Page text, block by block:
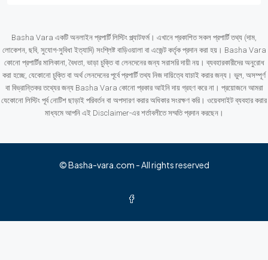
Basha Vara একটি অনলাইন প্রপার্টি লিস্টিং প্ল্যাটফর্ম। এখানে প্রকাশিত সকল প্রপার্টি তথ্য (দাম,
লোকেশন, ছবি, সুযোগ-সুবিধা ইত্যাদি) সংশ্লিষ্ট বাড়িওয়ালা বা এজেন্ট কর্তৃক প্রদান করা হয়। Basha Vara
কোনো প্রপার্টির মালিকানা, বৈধতা, ভাড়া চুক্তি বা লেনদেনের জন্য সরাসরি দায়ী নয়। ব্যবহারকারীদের অনুরোধ
করা হচ্ছে, যেকোনো চুক্তি বা অর্থ লেনদেনের পূর্বে প্রপার্টি তথ্য নিজ দায়িত্বে যাচাই করার জন্য। ভুল, অসম্পূর্ণ
বা বিভ্রান্তিকর তথ্যের জন্য Basha Vara কোনো প্রকার আইনি দায় গ্রহণ করে না। প্রয়োজনে আমরা
যেকোনো লিস্টিং পূর্ব নোটিশ ছাড়াই পরিবর্তন বা অপসারণ করার অধিকার সংরক্ষণ করি। ওয়েবসাইট ব্যবহার করার
মাধ্যমে আপনি এই Disclaimer-এর শর্তাবলীতে সম্মতি প্রদান করছেন।
© Basha-vara.com - All rights reserved